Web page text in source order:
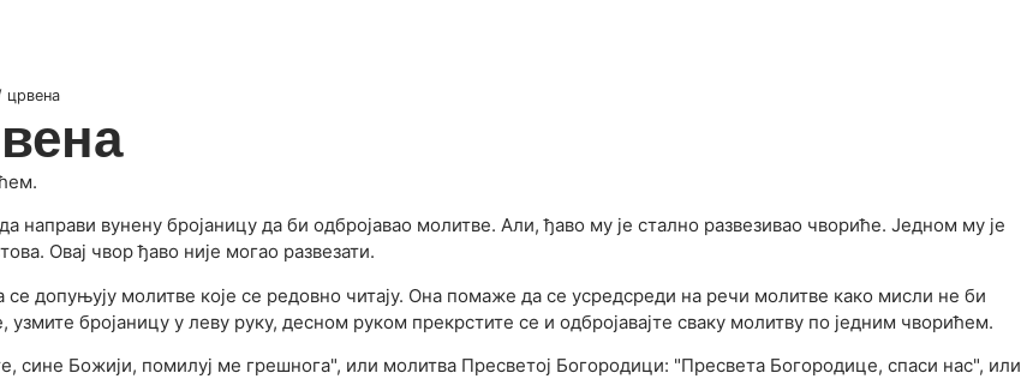
црвена
направи вунену бројаницу да би одбројавао молитве. Али, ђаво му је стално развезивао чвориће. Једном му је
Овај чвор ђаво није могао развезати.
допуњују молитве које се редовно читају. Она помаже да се усредсреди на речи молитве како мисли не би
бројаницу у леву руку, десном руком прекрстите се и одбројавајте сваку молитву по једним чворићем.
сине Божији, помилуј ме грешнога", или молитва Пресветој Богородици: "Пресвета Богородице, спаси нас", или